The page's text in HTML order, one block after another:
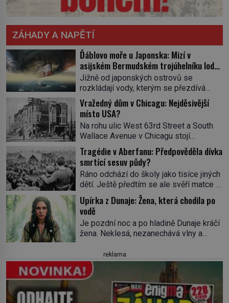
ZÁHADY A NAPĚTÍ
Ďáblovo moře u Japonska: Mizí v
asijském Bermudském trojúhelníku lodě
ve spárech neznámé síly?
Jižně od japonských ostrovů se
rozkládají vody, kterým se přezdívá
Ďáblovo moře. Vypráví se o lodích
mizejících beze stopy, podivných
světlech, zrádných proudech i mořských
dracích, kteří měli tyto končiny střežit už
v dávných legendách. Je tichomořský
Dračí trojúhelník skutečně prokletým
místem, nebo se zde jen nebezpečná
příroda proměnila v jednu z
nejpůsobivějších námořních záhad? […]
Vražedný dům v Chicagu: Nejděsivější
místo USA?
Na rohu ulic West 63rd Street a South
Wallace Avenue v Chicagu stojí
nenápadná pošta. Nemá žádný speciální
nápis ani pamětní desku. A přesto prý
místní zaměstnanci neradi chodí do
sklepa. Právě tady totiž sídlil sériový
vrah H. H. Holmes a také
nejpropracovanější past na lidi
v dějinách americké kriminalistiky.
Herman Webster Mudgett (1861–1896)
přijíždí […]
Tragédie v Aberfanu: Předpověděla dívka
smrtící sesuv půdy?
Ráno odchází do školy jako tisíce jiných
dětí. Ještě předtím se ale svěří matce s
podivným snem. Ve škole, kterou dobře
zná, tentokrát nevidí budovu ani
spolužáky. Místo nich se před ní tyčí
cosi temného. O několik hodin později je
mrtvá. Mohla devítiletá Zahlédla vlastní
vesnice Aberfan […]
Upírka z Dunaje: Žena, která chodila po
vodě
Je pozdní noc a po hladině Dunaje kráčí
žena. Neklesá, nezanechává vlny a
pod ní byla dlažbou. Muž, který ji z
břehu pozoruje, ji údajně poznává, jenže
Ruža Vlajna má být v tu chvíli mrtvá celé
století. Vesnice Kisiljevo v
severovýchodním Srbsku má s upíry
reklama